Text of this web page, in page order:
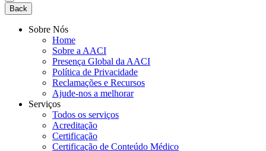
Back
Sobre Nós
Home
Sobre a AACI
Presença Global da AACI
Política de Privacidade
Reclamações e Recursos
Ajude-nos a melhorar
Serviços
Todos os serviços
Acreditação
Certificação
Certificação de Conteúdo Médico